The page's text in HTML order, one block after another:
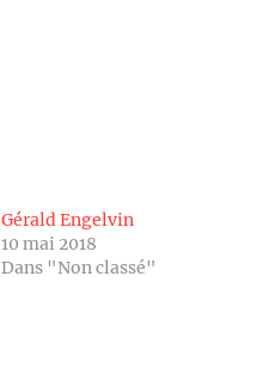
Gérald Engelvin
10 mai 2018
Dans "Non classé"